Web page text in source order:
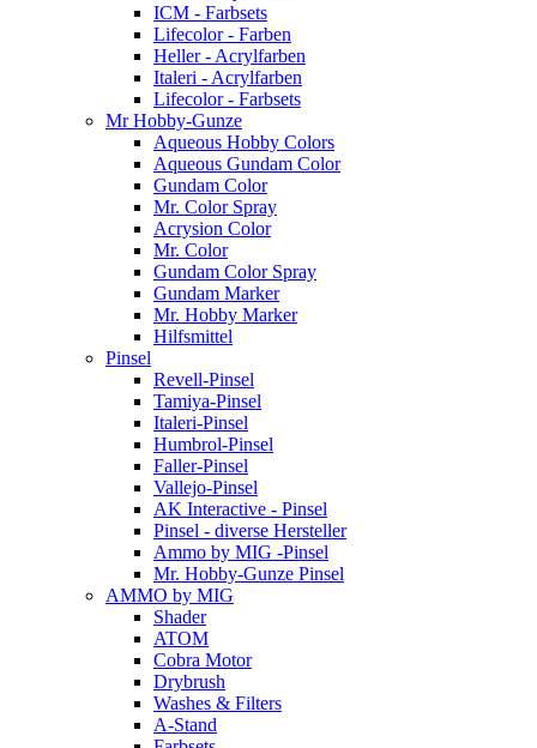
ICM - Farbsets
Lifecolor - Farben
Heller - Acrylfarben
Italeri - Acrylfarben
Lifecolor - Farbsets
Mr Hobby-Gunze
Aqueous Hobby Colors
Aqueous Gundam Color
Gundam Color
Mr. Color Spray
Acrysion Color
Mr. Color
Gundam Color Spray
Gundam Marker
Mr. Hobby Marker
Hilfsmittel
Pinsel
Revell-Pinsel
Tamiya-Pinsel
Italeri-Pinsel
Humbrol-Pinsel
Faller-Pinsel
Vallejo-Pinsel
AK Interactive - Pinsel
Pinsel - diverse Hersteller
Ammo by MIG -Pinsel
Mr. Hobby-Gunze Pinsel
AMMO by MIG
Shader
ATOM
Cobra Motor
Drybrush
Washes & Filters
A-Stand